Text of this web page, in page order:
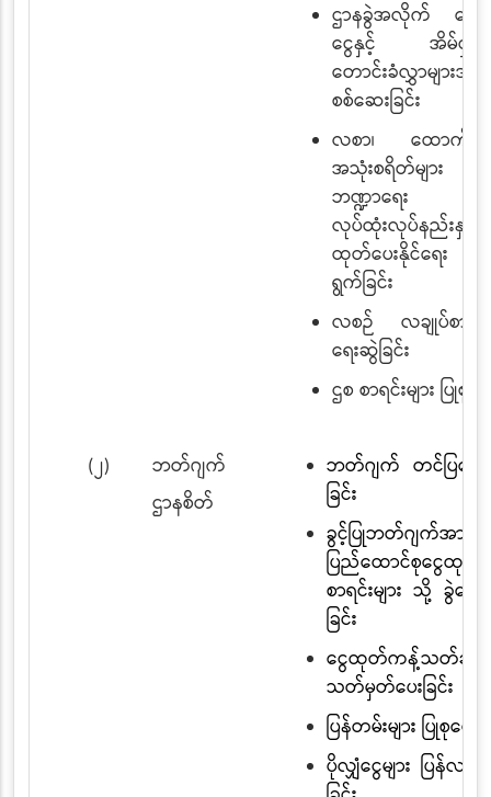
ဌာနခွဲအလိုက် ထေ
ငွေနှင့် အိမ်ငှား
တောင်းခံလွှာများအား
စစ်ဆေးခြင်း
လစာ၊ ထောက်ပံ့ငွ
အသုံးစရိတ်များ
ဘဏ္ဍာရေး
လုပ်ထုံးလုပ်နည်းနှ
ထုတ်ပေးနိုင်ရေး
ရွက်ခြင်း
လစဉ် လချုပ်စာရင်း
ရေးဆွဲခြင်း
ဌစ စာရင်းများ ပြုစုခြ
(၂)
ဘတ်ဂျက်
ဌာနစိတ်
ဘတ်ဂျက် တင်ပြတေ
ခြင်း
ခွင့်ပြုဘတ်ဂျက်အား
ပြည်ထောင်စုငွေထုတ်
စာရင်းများ သို့ ခွဲဝေခ
ခြင်း
ငွေထုတ်ကန့်သတ်ချ
သတ်မှတ်ပေးခြင်း
ပြန်တမ်းများ ပြုစုပေးပို့
ပိုလျှံငွေများ ပြန်လ